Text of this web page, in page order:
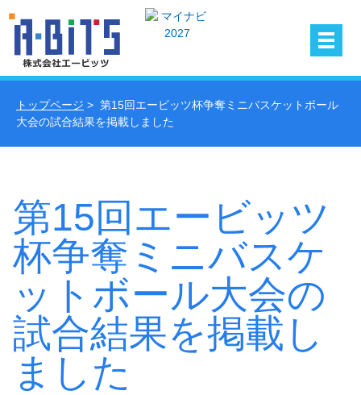
トップページ > 第15回エービッツ杯争奪ミニバスケットボール
大会の試合結果を掲載しました
第15回エービッツ
杯争奪ミニバスケ
ットボール大会の
試合結果を掲載し
ました